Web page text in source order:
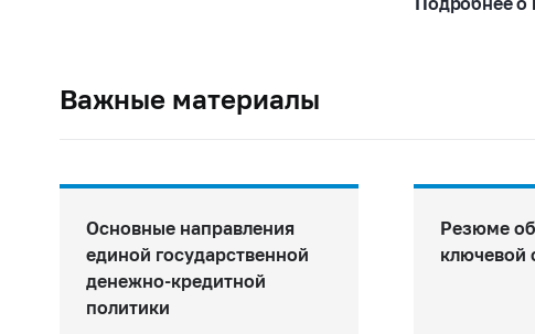
Важные материалы
Основные направления
единой государственной
денежно-кредитной
политики
Резюме
ключевой